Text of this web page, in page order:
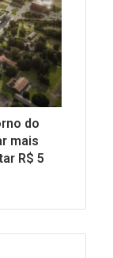
do
mais
R$ 5